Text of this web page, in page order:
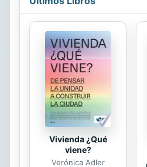
sectores de la
pleno auge. El
ofrece el
obra radica en
83/2011, sobre
importantes
Ley de ...
Vivienda ¿Qué
viene?
Verónica Adler